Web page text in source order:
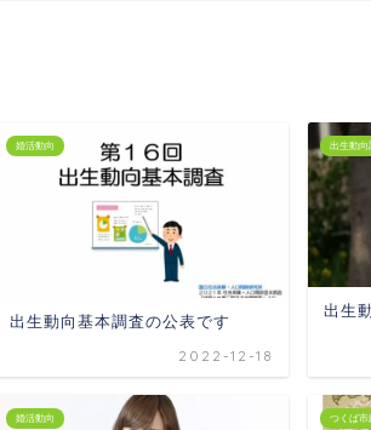
婚活動向
出生動向基本調査の公表です
2022-12-18
出生動向
出生
婚活動向 つくば市